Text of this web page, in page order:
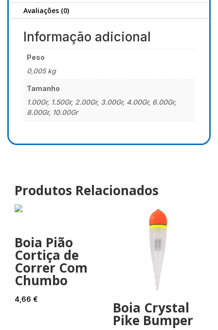
Avaliações (0)
Informação adicional
Peso
0,005 kg
Tamanho
1.00Gr, 1.50Gr, 2.00Gr, 3.00Gr, 4.00Gr, 6.00Gr,
8.00Gr, 10.00Gr
Produtos Relacionados
Boia Pião
Cortiça de
Correr Com
Chumbo
4,66 € Boia Crystal
Pike Bumper